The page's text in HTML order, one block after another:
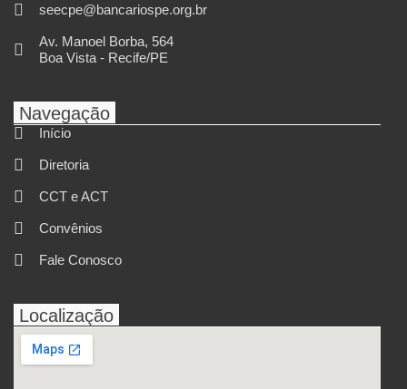
seecpe@bancariospe.org.br
Av. Manoel Borba, 564
Boa Vista - Recife/PE
Navegação
Início
Diretoria
CCT e ACT
Convênios
Fale Conosco
Localização